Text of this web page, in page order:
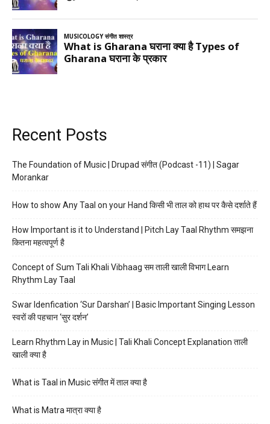
Recent Posts
The Foundation of Music | Drupad संगीत (Podcast -11) | Sagar
Morankar
How to show Any Taal on your Hand किसी भी ताल को हाथ पर कैसे दर्शाते हैं
How Important is it to Understand | Pitch Lay Taal Rhythm समझना
कितना महत्वपूर्ण है
Concept of Sum Tali Khali Vibhaag सम ताली खाली विभाग Learn
Rhythm Lay Taal
Swar Idenfication ‘Sur Darshan’ | Basic Important Singing Lesson
स्वरों की पहचान ‘सुर दर्शन’
Learn Rhythm Lay in Music | Tali Khali Concept Explanation ताली
खाली क्या है
What is Taal in Music संगीत में ताल क्या है
What is Matra मात्रा क्या है